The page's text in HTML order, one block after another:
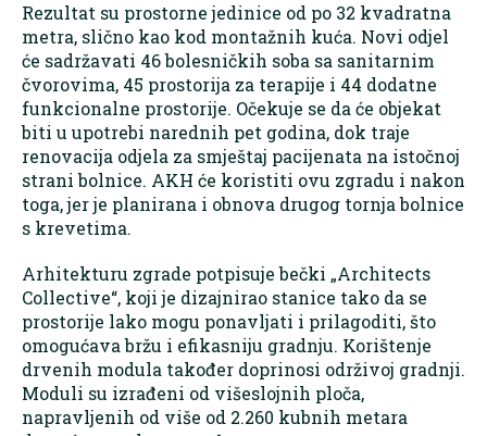
Rezultat su prostorne jedinice od po 32 kvadratna
metra, slično kao kod montažnih kuća. Novi odjel
će sadržavati 46 bolesničkih soba sa sanitarnim
čvorovima, 45 prostorija za terapije i 44 dodatne
funkcionalne prostorije. Očekuje se da će objekat
biti u upotrebi narednih pet godina, dok traje
renovacija odjela za smještaj pacijenata na istočnoj
strani bolnice. AKH će koristiti ovu zgradu i nakon
toga, jer je planirana i obnova drugog tornja bolnice
s krevetima.
Arhitekturu zgrade potpisuje bečki „Architects
Collective“, koji je dizajnirao stanice tako da se
prostorije lako mogu ponavljati i prilagoditi, što
omogućava bržu i efikasniju gradnju. Korištenje
drvenih modula također doprinosi održivoj gradnji.
Moduli su izrađeni od višeslojnih ploča,
napravljenih od više od 2.260 kubnih metara